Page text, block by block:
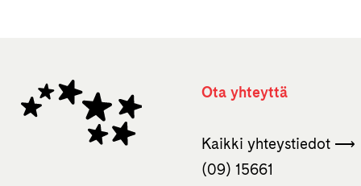
Ota yhteyttä
Kaikki yhteystiedot ⟶
(09) 15661